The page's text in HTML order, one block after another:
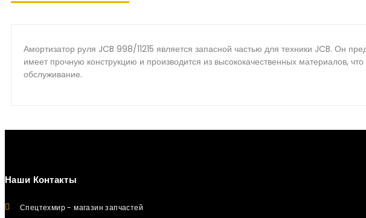
Амортизатор руля JCB 998/11215 является запасной частью для техники JCB. Он
имеет прочную конструкцию и производится из высококачественных материалов,
обслуживание.
Наши Контакты
Спецтехмир - магазин запчастей